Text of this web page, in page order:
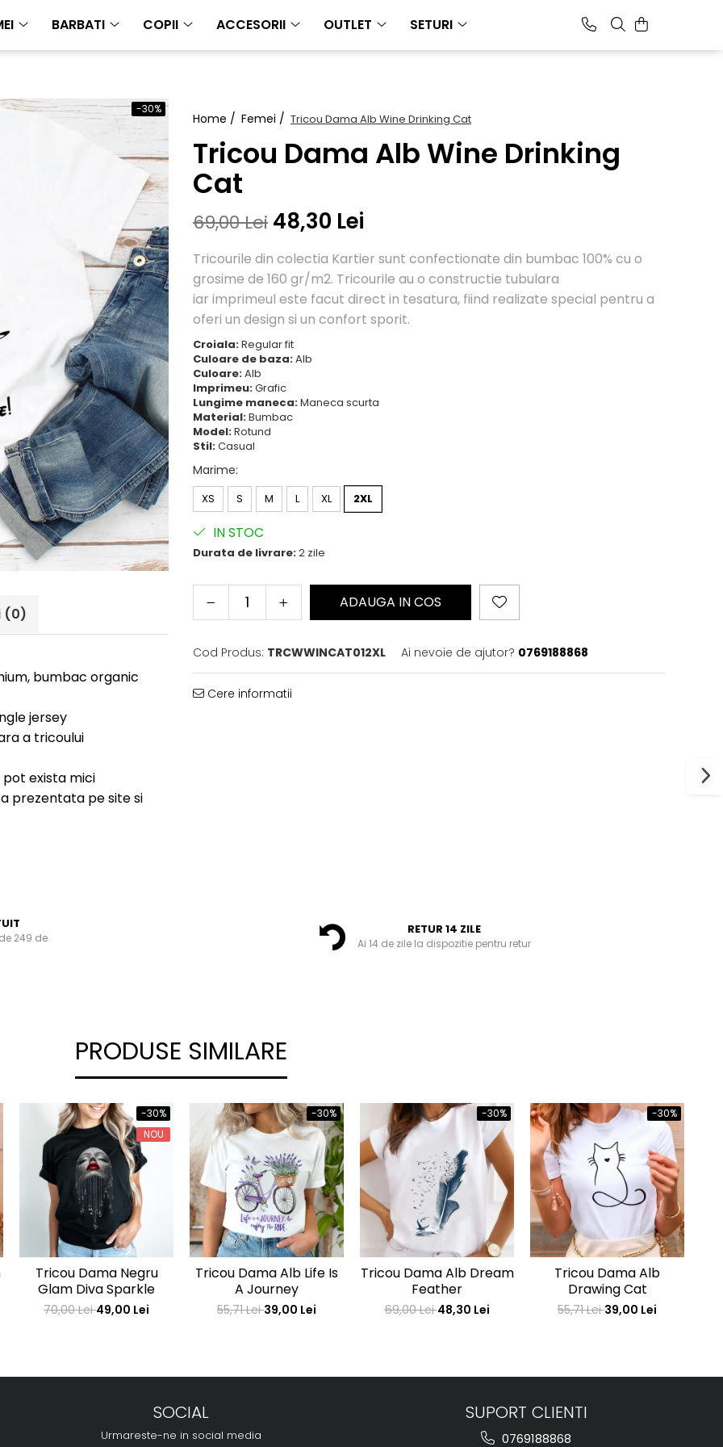
BARBATI COPII ACCESORII OUTLET SETURI
Home / Femei / Tricou Dama Alb Wine Drinking Cat
Tricou Dama Alb Wine Drinking
Cat
-30%
69,00 Lei 48,30 Lei
Tricourile din colectia Kartier sunt confectionate din bumbac 100% cu o
grosime de 160 gr/m2. Tricourile au o constructie tubulara
iar imprimeul este facut direct in tesatura, fiind realizate special pentru a
oferi un design si un confort sporit.
Croiala:Regular fit
Culoare de baza:Alb
Culoare:Alb
Imprimeu:Grafic
Lungime maneca:Maneca scurta
Material:Bumbac
Model:Rotund
Stil:Casual
Marime:
XS S M L XL 2XL
IN STOC
Durata de livrare:2 zile
ADAUGA IN COS
Cod Produs: TRCWWINCAT012XL Ai nevoie de ajutor? 0769188868
Cere informatii
(0)
bumbac organic
jersey
a tricoului
exista mici
prezentata pe site si
249 de
RETUR 14 ZILE
Ai 14 de zile la dispozitie pentru retur
PRODUSE SIMILARE
-30%
NOU
Tricou Dama Negru
Glam Diva Sparkle
70,00 Lei49,00 Lei
-30%
Tricou Dama Alb Life Is
A Journey
55,71 Lei39,00 Lei
-30%
Tricou Dama Alb Dream
Feather
69,00 Lei48,30 Lei
-30%
Tricou Dama Alb
Drawing Cat
55,71 Lei39,00 Lei
SOCIAL
Urmareste-ne in social media
SUPORT CLIENTI
0769188868